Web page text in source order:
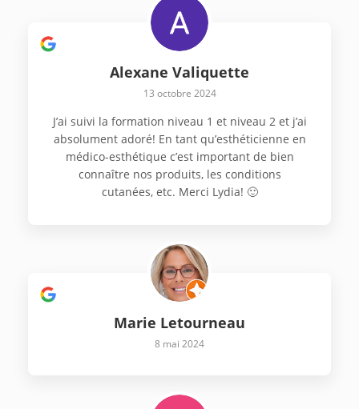
Alexane Valiquette
13 octobre 2024
J’ai suivi la formation niveau 1 et niveau 2 et j’ai
absolument adoré! En tant qu’esthéticienne en
médico-esthétique c’est important de bien
connaître nos produits, les conditions
cutanées, etc. Merci Lydia! 🙂
Marie Letourneau
8 mai 2024